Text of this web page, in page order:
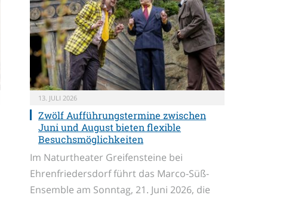
13. JULI 2026
Zwölf Aufführungstermine zwischen
Juni und August bieten flexible
Besuchsmöglichkeiten
Im Naturtheater Greifensteine bei
Ehrenfriedersdorf führt das Marco-Süß-
Ensemble am Sonntag, 21. Juni 2026, die